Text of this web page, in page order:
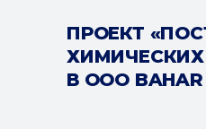
ПРОЕКТ
ХИМИЧЕСКИХ
В ООО BAHAR